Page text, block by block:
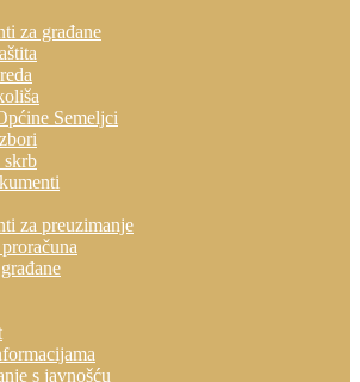
za građane
Semeljci
skrb
za preuzimanje
s javnošću